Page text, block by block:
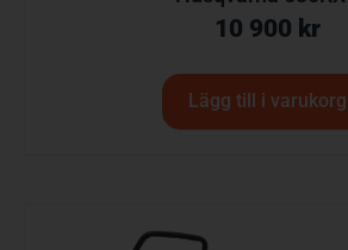
10 900 kr
Lägg till i varukorg